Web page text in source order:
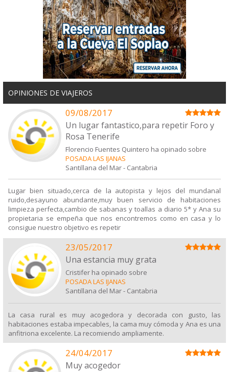
OPINIONES DE VIAJEROS
09/08/2017
Un lugar fantastico,para repetir Foro y
Rosa Tenerife
Florencio Fuentes Quintero ha opinado sobre
POSADA LAS IJANAS
Santillana del Mar- Cantabria
Lugar bien situado,cerca de la autopista y lejos del mundanal
ruido,desayuno abundante,muy buen servicio de habitaciones
limpieza perfecta,cambio de sabanas y toallas a diario 5* y Ana su
propietaria se empeña que nos encontremos como en casa y lo
consigue nuestro objetivo es repetir
23/05/2017
Una estancia muy grata
Cristifer ha opinado sobre
POSADA LAS IJANAS
Santillana del Mar- Cantabria
La casa rural es muy acogedora y decorada con gusto, las
habitaciones estaba impecables, la cama muy cómoda y Ana es una
anfitriona excelente. La recomiendo ampliamente.
24/04/2017
Muy acogedor